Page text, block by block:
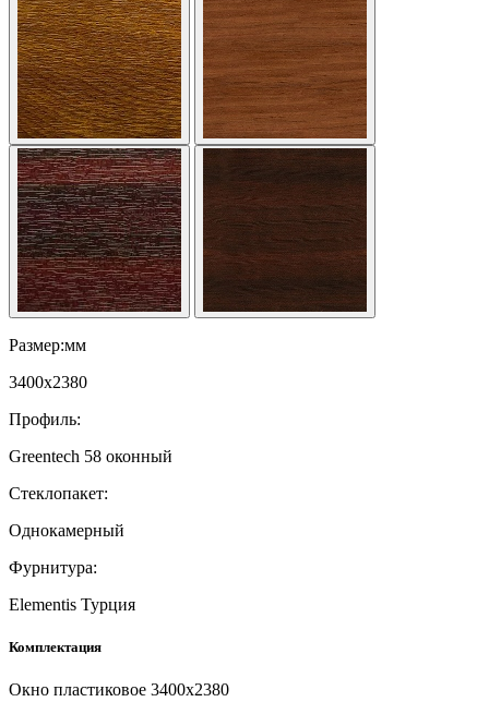
Размер:мм
3400x2380
Профиль:
Greentech 58 оконный
Стеклопакет:
Однокамерный
Фурнитура:
Elementis Турция
Комплектация
Окно пластиковое 3400x2380